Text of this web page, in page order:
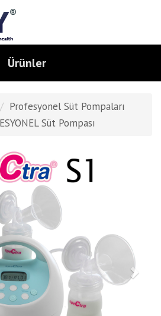
Ürünler
Profesyonel Süt Pompaları
Süt Pompası